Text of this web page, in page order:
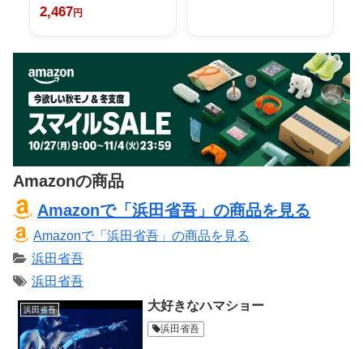
2,467円
Amazonの商品
Amazonで「浜田省吾」の商品を見る
Amazonで「浜田省吾」の商品を見る
浜田省吾
浜田省吾
浜田省吾 大好きなハマショー
浜田省吾